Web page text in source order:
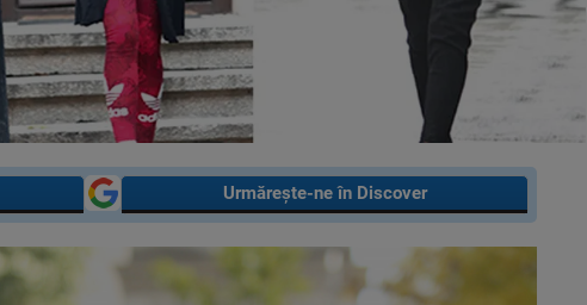
Urmărește-ne în Discover